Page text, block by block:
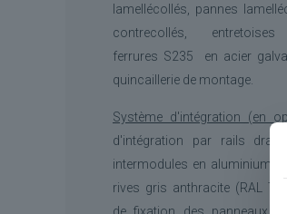
lamellécollés, pannes
contrecollés, entretoises
ferrures S235 en acier
quincaillerie de montage.
Système d'intégration (en
d'intégration par rails
intermodules en aluminium
rives gris anthracite (RAL
de fixation des panneaux